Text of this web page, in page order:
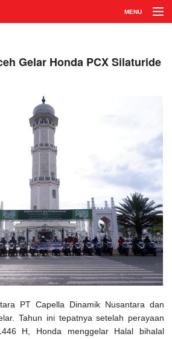
MENU
Gelar Honda PCX Silaturide
PT Capella Dinamik Nusantara dan
Tahun ini tepatnya setelah perayaan
H, Honda menggelar Halal bihalal